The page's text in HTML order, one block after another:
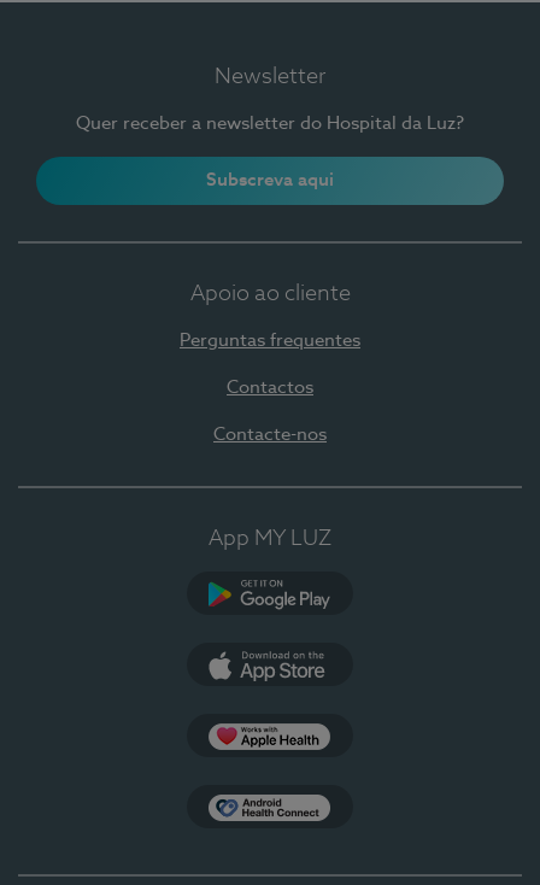
Newsletter
Quer receber a newsletter do Hospital da Luz?
Subscreva aqui
Apoio ao cliente
Perguntas frequentes
Contactos
Contacte-nos
App MY LUZ